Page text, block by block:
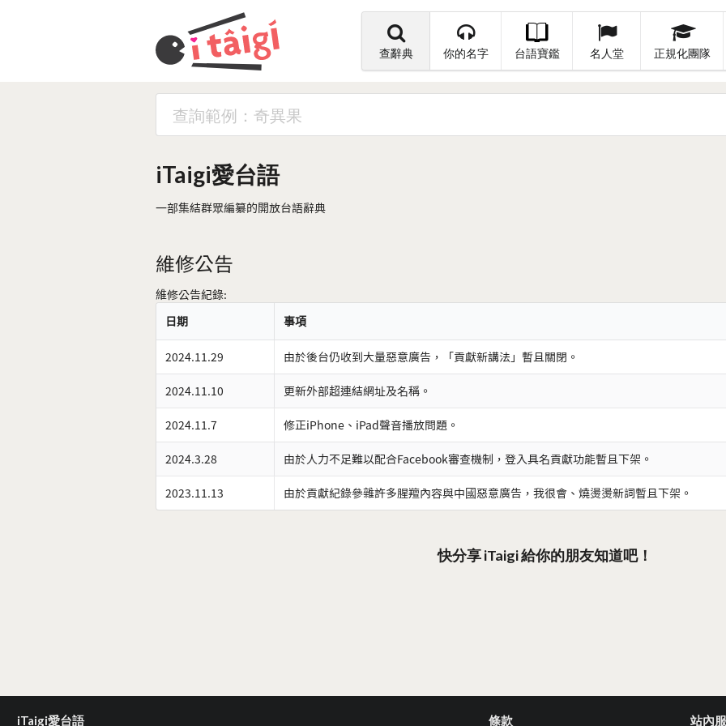
查辭典 你的名字 台語寶鑑 名人堂 正規化團隊
iTaigi愛台語
一部集結群眾編纂的開放台語辭典
維修公告
維修公告紀錄:
日期
事項
2024.11.29 由於後台仍收到大量惡意廣告，「貢獻新講法」暫且關閉。
2024.11.10 更新外部超連結網址及名稱。
2024.11.7 修正iPhone、iPad聲音播放問題。
2024.3.28 由於人力不足難以配合Facebook審查機制，登入具名貢獻功能暫且下架。
2023.11.13 由於貢獻紀錄參雜許多腥羶內容與中國惡意廣告，我很會、燒燙燙新詞暫且下架。
快分享 iTaigi 給你的朋友知道吧！
iTaigi愛台語 條款 站內